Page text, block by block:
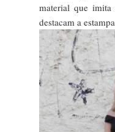
material que
destacam a